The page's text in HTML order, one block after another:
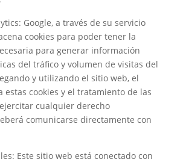
Google, a través de su servicio
cookies para poder tener la
para generar información
del tráfico y volumen de visitas del
y utilizando el sitio web, el
estas cookies y el tratamiento de las
cualquier derecho
comunicarse directamente con
Este sitio web está conectado con